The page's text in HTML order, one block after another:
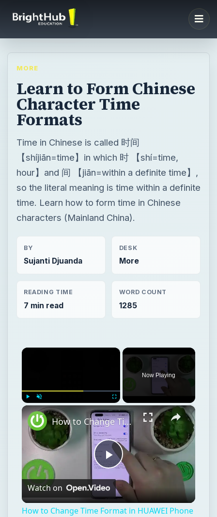
MORE
Learn to Form Chinese
Character Time
Formats
Time in Chinese is called 时间
【shíjiān=time】in which 时 【shí=time,
hour】and 间 【jiān=within a definite time】,
so the literal meaning is time within a definite
time. Learn how to form time in Chinese
characters (Mainland China).
BY
Sujanti Djuanda
DESK
More
READING TIME
7 min read
WORD COUNT
1285
×
Unmute
Now Playing
×
Play
Video
How to Change Time Format in HUAWEI Phone - 24 & 12 Hour Formats - Military Time
Watch on
How to Change Time Format in HUAWEI Phone